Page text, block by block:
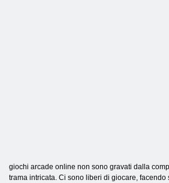
giochi arcade online non sono gravati dalla
trama intricata. Ci sono liberi di giocare, facendo